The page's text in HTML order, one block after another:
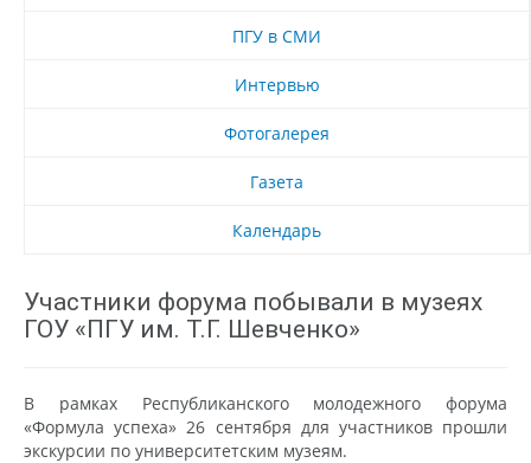
ПГУ в СМИ
Интервью
Фотогалерея
Газета
Календарь
Участники форума побывали в музеях
ГОУ «ПГУ им. Т.Г. Шевченко»
В рамках Республиканского молодежного форума
«Формула успеха» 26 сентября для участников прошли
экскурсии по университетским музеям.